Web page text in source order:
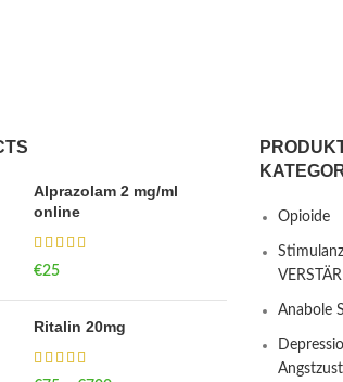
Alprazolam 2 mg/ml
online
€25
Ritalin 20mg
Opioide
Anabole